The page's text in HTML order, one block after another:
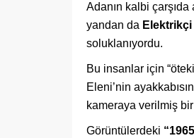
Adanın kalbi çarşıda
yandan da Elektrikçi
soluklanıyordu.
Bu insanlar için
Eleni’nin
kameraya verilmiş
Görüntülerdeki